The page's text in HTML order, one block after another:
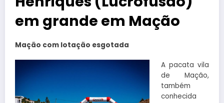
em grande em Mação
Mação com lotação esgotada
A pacata vila
de Mação,
também
conhecida